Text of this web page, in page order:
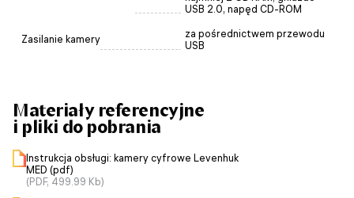
USB 2.0, napęd CD-ROM
Zasilanie kamery
za pośrednictwem przewodu
USB
Materiały referencyjne
i pliki do pobrania
Instrukcja obsługi: kamery cyfrowe Levenhuk
MED (pdf)
(PDF, 499.99 Kb)